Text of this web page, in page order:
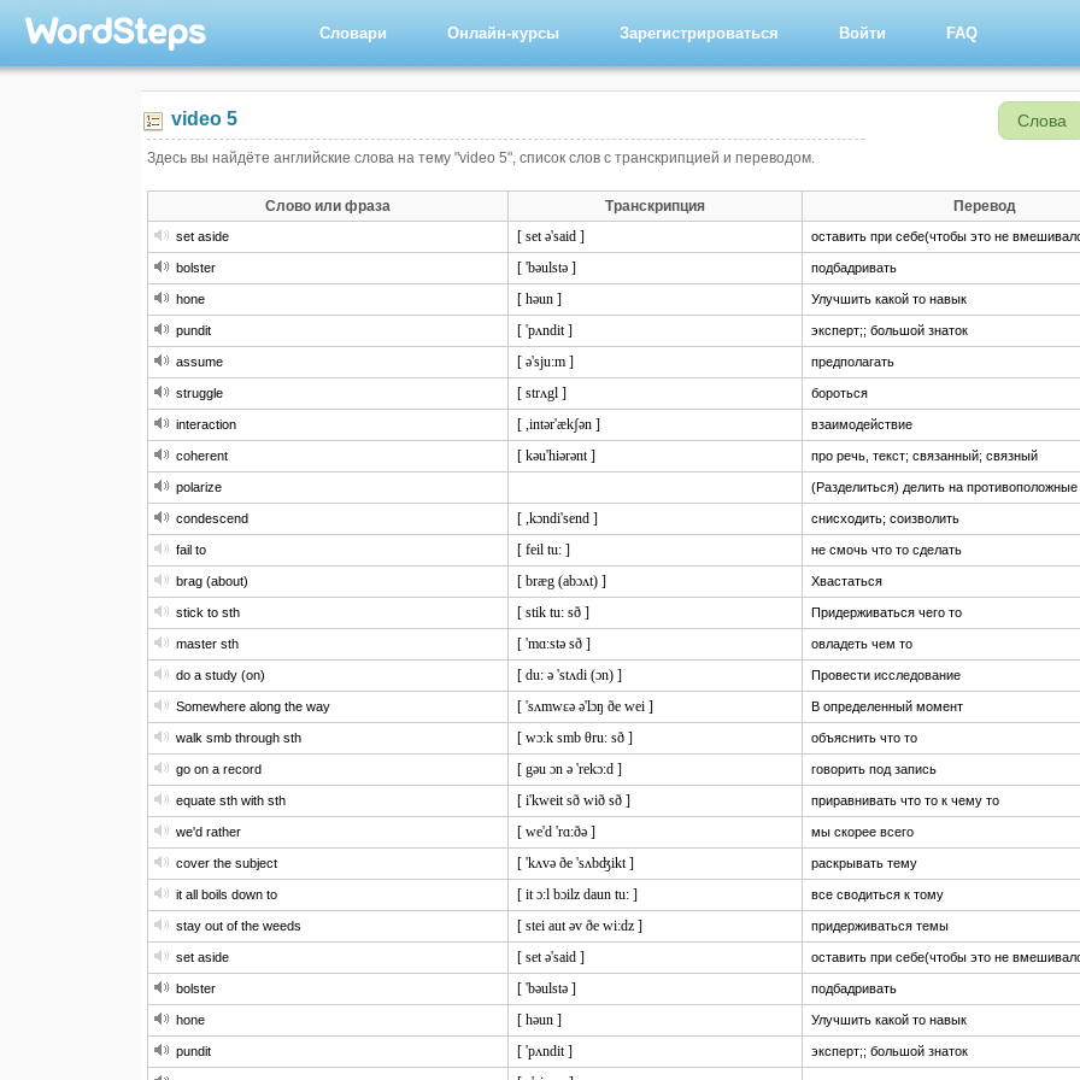
Словари Онлайн-курсы Зарегистрироваться Войти FAQ
video 5 Слова
Здесь вы найдёте английские слова на тему "video 5", список слов с транскрипцией и переводом.
Слово или фраза Транскрипция Перевод
set aside [ set ə'said ] оставить при себе(чтобы это не
bolster [ 'bəulstə ] подбадривать
hone [ həun ] Улучшить какой то навык
pundit [ 'pʌndit ] эксперт;; большой знаток
assume [ ə'sju:m ] предполагать
struggle [ strʌgl ] бороться
interaction [ ,intər'ækʃən ] взаимодействие
coherent [ kəu'hiərənt ] про речь, текст; связанный; связный
polarize (Разделиться) делить на противоположные
condescend [ ,kɔndi'send ] снисходить; соизволить
fail to [ feil tu: ] не смочь что то сделать
brag (about) [ bræg (abɔʌt) ] Хвастаться
stick to sth [ stik tu: sð ] Придерживаться чего то
master sth [ 'mɑ:stə sð ] овладеть чем то
do a study (on) [ du: ə 'stʌdi (ɔn) ] Провести исследование
Somewhere along the way [ 'sʌmwɛə ə'lɔŋ ðe wei ] В определенный момент
walk smb through sth [ wɔ:k smb θru: sð ] объяснить что то
go on a record [ gəu ɔn ə 'rekɔ:d ] говорить под запись
equate sth with sth [ i'kweit sð wið sð ] приравнивать что то к чему то
we'd rather [ we'd 'rɑ:ðə ] мы скорее всего
cover the subject [ 'kʌvə ðe 'sʌbʤikt ] раскрывать тему
it all boils down to [ it ɔ:l bɔilz daun tu: ] все сводиться к тому
stay out of the weeds [ stei aut əv ðe wi:dz ] придерживаться темы
set aside [ set ə'said ] оставить при себе(чтобы это не
bolster [ 'bəulstə ] подбадривать
hone [ həun ] Улучшить какой то навык
pundit [ 'pʌndit ] эксперт;; большой знаток